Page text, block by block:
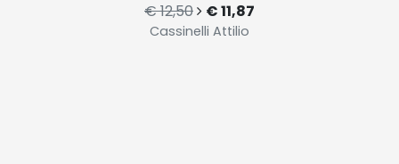
€ 12,50 € 11,87
Cassinelli Attilio